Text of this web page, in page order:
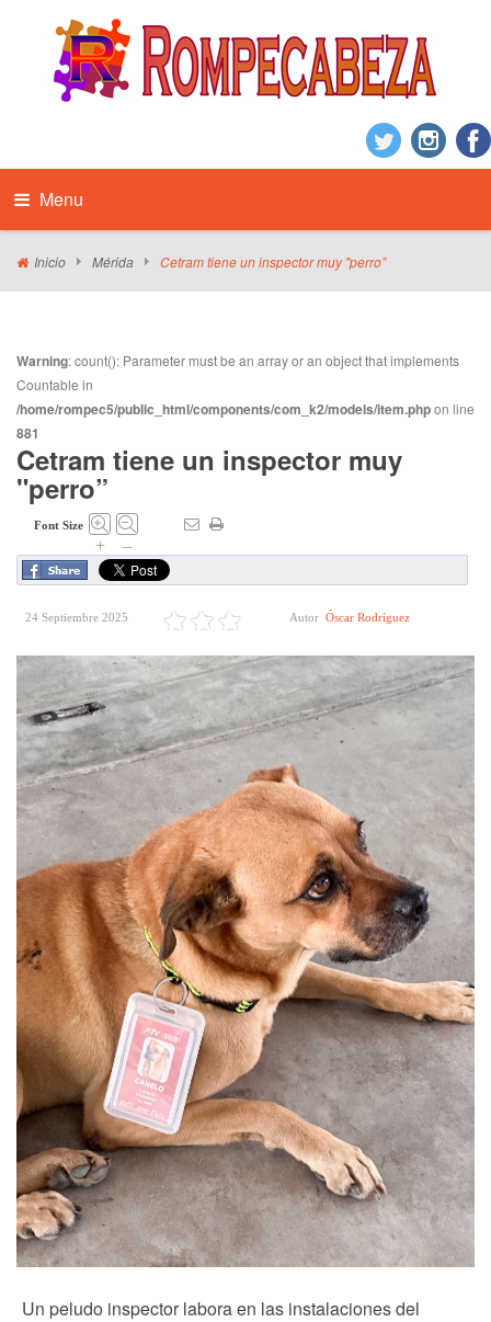
Menu
Inicio Mérida Cetram tiene un inspector muy "perro”
Warning: count(): Parameter must be an array or an object that implements
Countable in
/home/rompec5/public_html/components/com_k2/models/item.phpon line
881
Cetram tiene un inspector muy
"perro”
Font Size
+ –
24 Septiembre 2025 Autor Óscar Rodríguez
Un peludo inspector labora en las instalaciones del